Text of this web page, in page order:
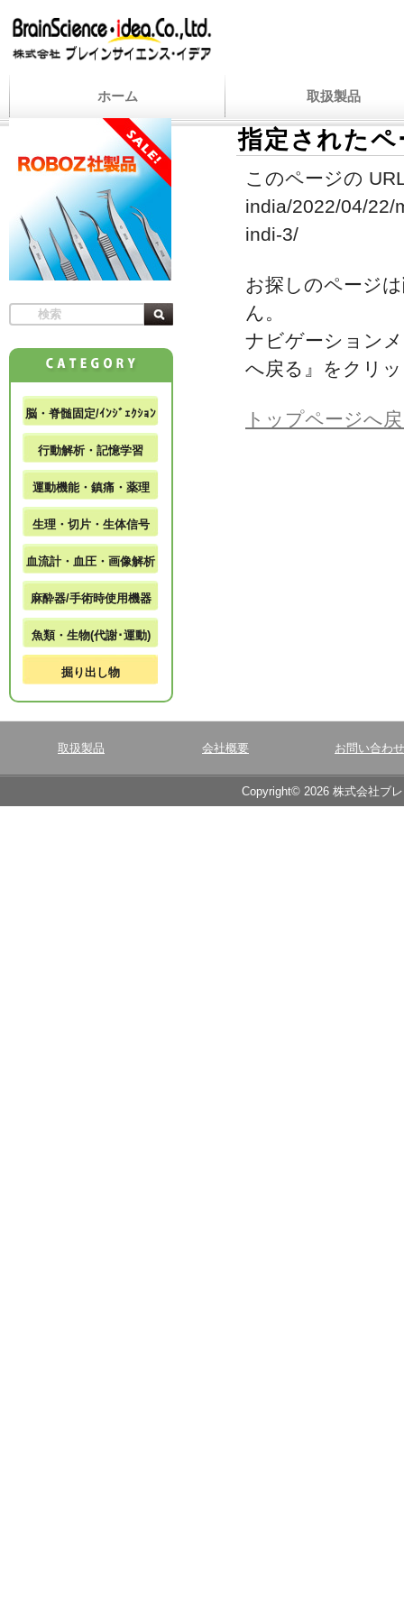
ホーム 取扱製品
指定された
このページの
india/2022/04/22/
indi-3/
お探しのページ
ん。
ナビゲーション
へ戻る』をクリ
トップページへ
脳・脊髄固定/ｲﾝｼﾞｪｸｼｮﾝ
行動解析・記憶学習
運動機能・鎮痛・薬理
生理・切片・生体信号
血流計・血圧・画像解析
麻酔器/手術時使用機器
魚類・生物(代謝･運動)
掘り出し物
取扱製品 会社概要 お問い合わせ
Copyright© 2026 株式会社ブ